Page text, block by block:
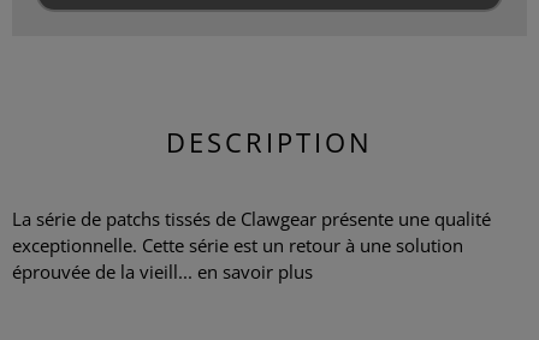
DESCRIPTION
La série de patchs tissés de Clawgear présente une qualité
exceptionnelle. Cette série est un retour à une solution
éprouvée de la vieill... en savoir plus